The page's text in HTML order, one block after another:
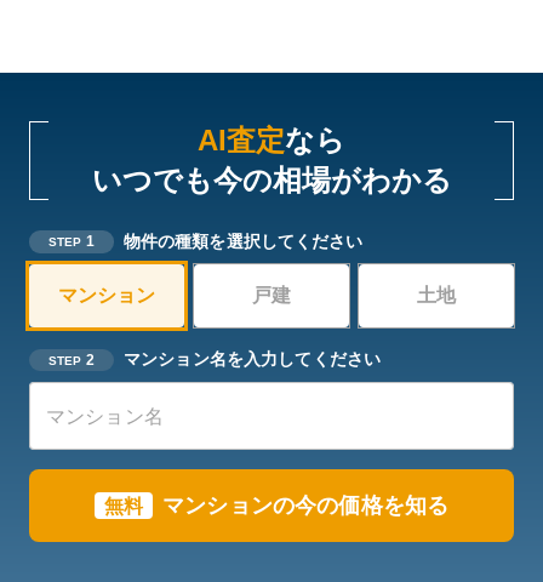
AI査定なら
いつでも今の相場がわかる
STEP 1 物件の種類を選択してください
マンション 戸建 土地
STEP 2 マンション名を入力してください
無料 マンションの今の価格を知る